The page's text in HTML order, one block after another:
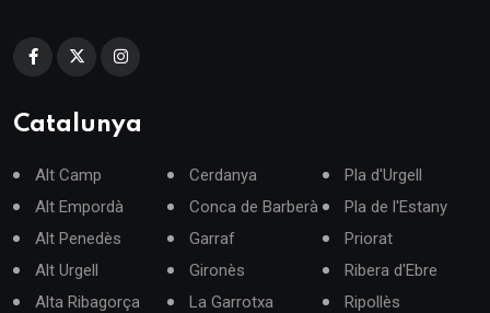
Catalunya
Alt Camp
Alt Empordà
Alt Penedès
Alt Urgell
Alta Ribagorça
Cerdanya
Conca de Barberà
Garraf
Gironès
La Garrotxa
Pla d'Urgell
Pla de l'Estany
Priorat
Ribera d'Ebre
Ripollès